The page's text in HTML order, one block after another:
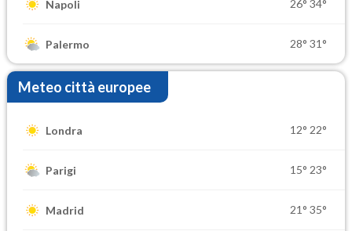
Napoli 26° 34°
Palermo 28° 31°
Meteo città europee
Londra 12° 22°
Parigi 15° 23°
Madrid 21° 35°